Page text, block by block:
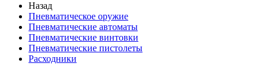
Назад
Пневматическое оружие
Пневматические автоматы
Пневматические винтовки
Пневматические пистолеты
Расходники